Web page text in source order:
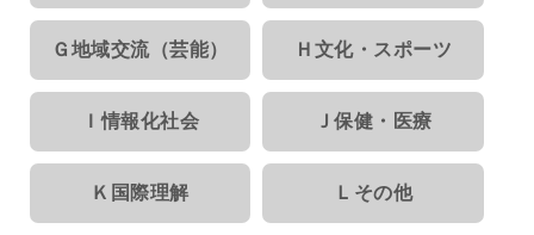
Ｇ地域交流（芸能） Ｈ文化・スポーツ
Ｉ情報化社会 Ｊ保健・医療
Ｋ国際理解 Ｌその他